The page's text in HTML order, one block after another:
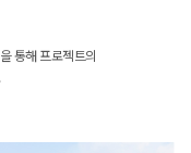
통해 프로젝트의